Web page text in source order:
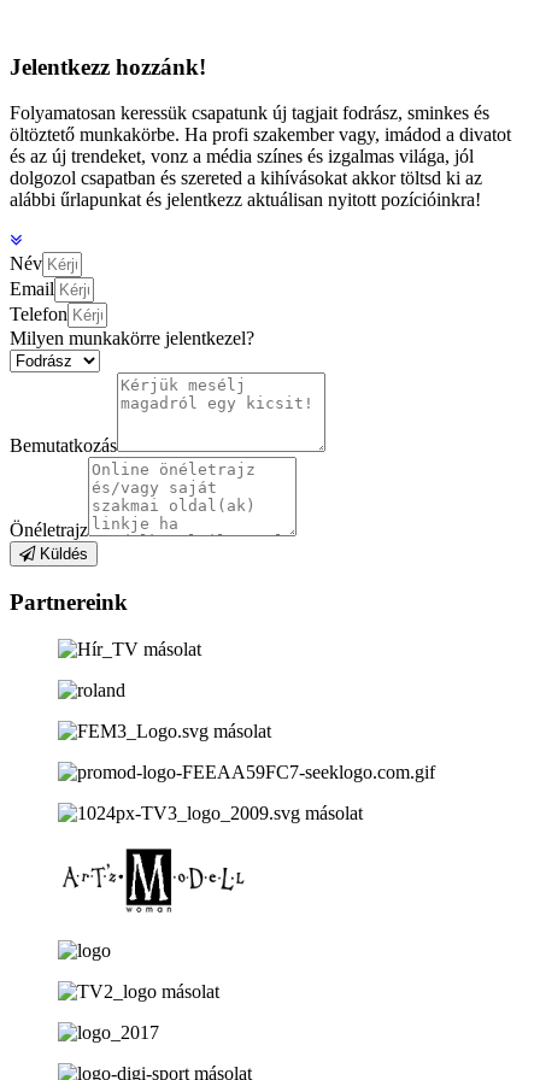
Jelentkezz hozzánk!
Folyamatosan keressük csapatunk új tagjait fodrász, sminkes és
öltöztető munkakörbe. Ha profi szakember vagy, imádod a divatot
és az új trendeket, vonz a média színes és izgalmas világa, jól
dolgozol csapatban és szereted a kihívásokat akkor töltsd ki az
alábbi űrlapunkat és jelentkezz aktuálisan nyitott pozícióinkra!
Név
Email
Telefon
Milyen munkakörre jelentkezel?
Bemutatkozás
Önéletrajz
Küldés
Partnereink